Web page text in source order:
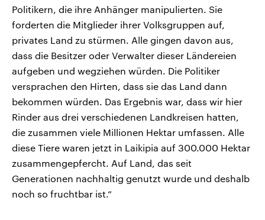
Politikern, die ihre Anhänger manipulierten. Sie
forderten die Mitglieder ihrer Volksgruppen auf,
privates Land zu stürmen. Alle gingen davon aus,
dass die Besitzer oder Verwalter dieser Ländereien
aufgeben und wegziehen würden. Die Politiker
versprachen den Hirten, dass sie das Land dann
bekommen würden. Das Ergebnis war, dass wir hier
Rinder aus drei verschiedenen Landkreisen hatten,
die zusammen viele Millionen Hektar umfassen. Alle
diese Tiere waren jetzt in Laikipia auf 300.000 Hektar
zusammengepfercht. Auf Land, das seit
Generationen nachhaltig genutzt wurde und deshalb
noch so fruchtbar ist.“